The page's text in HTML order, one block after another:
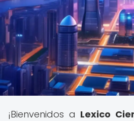
¡Bienvenidos a Lexico